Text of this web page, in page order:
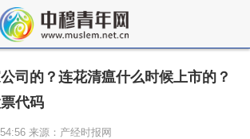
司的？连花清瘟什么时候上市的？
代码
来源：产经时报网